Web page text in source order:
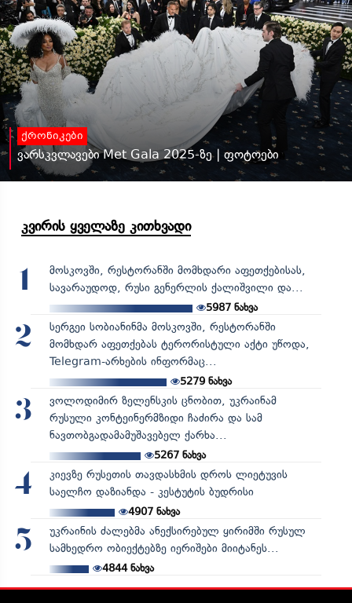
ქრონიკები
ვარსკვლავები Met Gala 2025-ზე | ფოტოები
კვირის ყველაზე კითხვადი
1
მოსკოვში, რესტორანში მომხდარი აფეთქებისას,
სავარაუდოდ, რუსი გენერლის ქალიშვილი და...
5987 ნახვა
2
სერგეი სობიანინმა მოსკოვში, რესტორანში
მომხდარ აფეთქებას ტერორისტული აქტი უწოდა,
Telegram-არხების ინფორმაც...
5279ნახვა
3
ვოლოდიმირ ზელენსკის ცნობით, უკრაინამ
რუსული კონტეინერმზიდი ჩაძირა და სამ
ნავთობგადამამუშავებელ ქარხა...
5267ნახვა
4
კიევზე რუსეთის თავდასხმის დროს ლიეტუვის
საელჩო დაზიანდა - კესტუტის ბუდრისი
4907ნახვა
5
უკრაინის ძალებმა ანექსირებულ ყირიმში რუსულ
სამხედრო ობიექტებზე იერიშები მიიტანეს...
4844ნახვა